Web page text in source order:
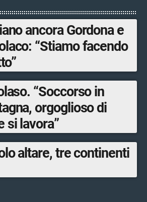
ancora Gordona e
“Stiamo facendo
“Soccorso in
orgoglioso di
si lavora”
altare, tre continenti